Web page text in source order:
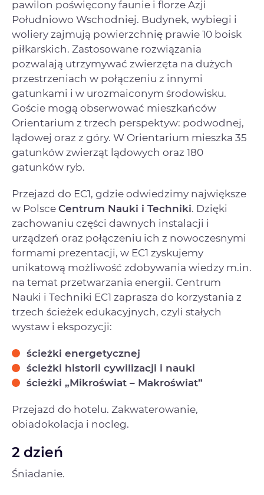
pawilon poświęcony faunie i florze Azji
Południowo Wschodniej. Budynek, wybiegi i
woliery zajmują powierzchnię prawie 10 boisk
piłkarskich. Zastosowane rozwiązania
pozwalają utrzymywać zwierzęta na dużych
przestrzeniach w połączeniu z innymi
gatunkami i w urozmaiconym środowisku.
Goście mogą obserwować mieszkańców
Orientarium z trzech perspektyw: podwodnej,
lądowej oraz z góry. W Orientarium mieszka 35
gatunków zwierząt lądowych oraz 180
gatunków ryb.
Przejazd do EC1, gdzie odwiedzimy największe
w Polsce Centrum Nauki i Techniki. Dzięki
zachowaniu części dawnych instalacji i
urządzeń oraz połączeniu ich z nowoczesnymi
formami prezentacji, w EC1 zyskujemy
unikatową możliwość zdobywania wiedzy m.in.
na temat przetwarzania energii. Centrum
Nauki i Techniki EC1 zaprasza do korzystania z
trzech ścieżek edukacyjnych, czyli stałych
wystaw i ekspozycji:
ścieżki energetycznej
ścieżki historii cywilizacji i nauki
ścieżki „Mikroświat – Makroświat”
Przejazd do hotelu. Zakwaterowanie,
obiadokolacja i nocleg.
2 dzień
Śniadanie.